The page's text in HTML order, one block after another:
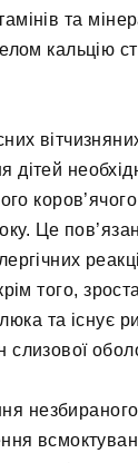
та
кальцію
дітей
Це
того,
та існує
слизової